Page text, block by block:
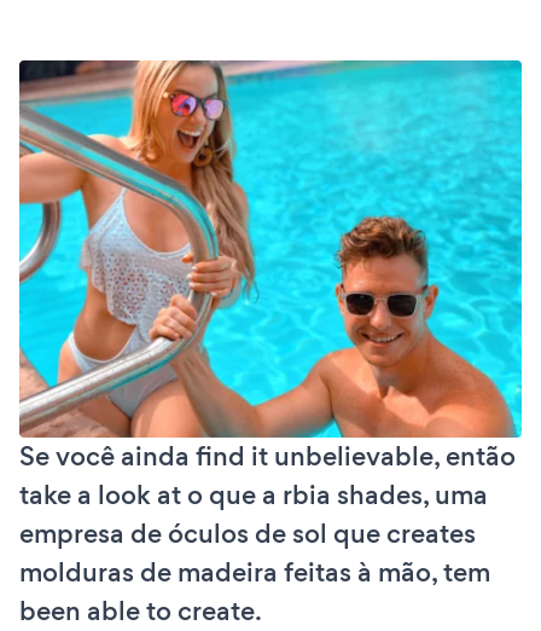
Se você ainda find it unbelievable, então
take a look at o que a rbia shades, uma
empresa de óculos de sol que creates
molduras de madeira feitas à mão, tem
been able to create.